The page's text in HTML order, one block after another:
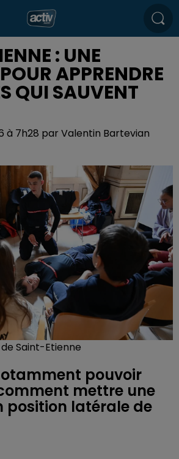
: UNE
APPRENDRE
QUI SAUVENT
à 7h28 par Valentin Bartevian
Saint-Etienne
pouvoir
mettre une
position latérale de